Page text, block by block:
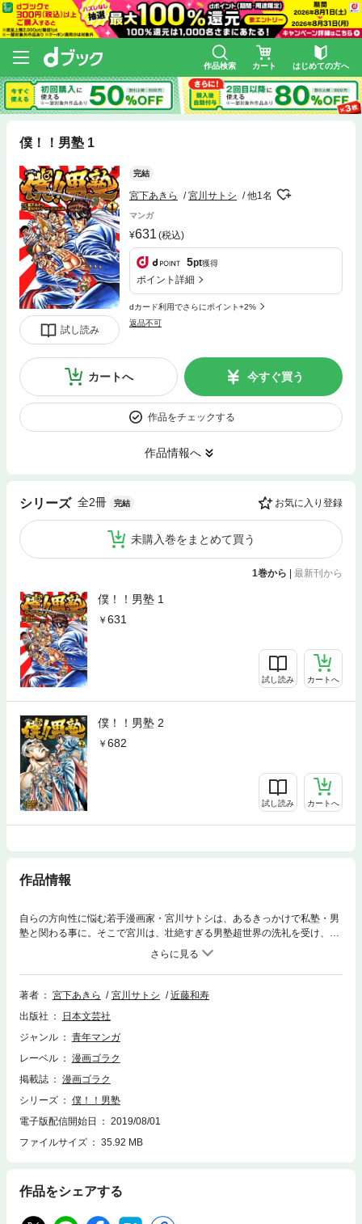
作品検索 カート はじめての方へ
僕！！男塾 1
試し読み
完結
宮下あきら 宮川サトシ 他1名
マンガ
631 (税込)
5pt獲得
ポイント詳細
dカード利用でさらにポイント+2%
返品不可
カートへ 今すぐ買う
作品をチェックする
作品情報へ
シリーズ 全2冊 完結 お気に入り登録
未購入巻をまとめて買う
1巻から | 最新刊から
僕！！男塾 1
631
試し読み カートへ
僕！！男塾 2
682
試し読み カートへ
作品情報
自らの方向性に悩む若手漫画家・宮川サトシは、あるきっかけで私塾・男
塾と関わる事に。そこで宮川は、壮絶すぎる男塾超世界の洗礼を受け、あ
らゆる男塾名物を体験する…！空前絶後の男塾潜入ルポ漫画がここに始
著者 宮下あきら 宮川サトシ
近藤和寿
出版社
日本文芸社
ジャンル
青年マンガ
レーベル
漫画ゴラク
掲載誌
漫画ゴラク
シリーズ
僕！！男塾
電子版配信開始日
2019/08/01
ファイルサイズ
35.92 MB
作品をシェアする